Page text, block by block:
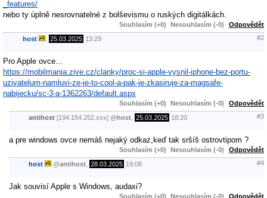
_features/
nebo ty úplně nesrovnatelné z bolševismu o ruských digitálkách.
Souhlasím (+0) Nesouhlasím (-0) Odpovědět
host 25.03.2025 13:29 #2
Pro Apple ovce...
https://mobilmania.zive.cz/clanky/proc-si-apple-vysnil-iphone-bez-portu-
uzivatelum-namluvi-ze-je-to-cool-a-pak-je-zkasiruje-za-magsafe-
nabijecku/sc-3-a-1362263/default.aspx
Souhlasím (+0) Nesouhlasím (-0) Odpovědět
antihost [194.154.252.xxx] @host 25.03.2025 18:20 #3
a pre windows ovce nemáš nejaký odkaz,keď tak sršíš ostrovtipom ?
Souhlasím (+0) Nesouhlasím (-0) Odpovědět
host @antihost 28.03.2025 19:08 #4
Jak souvisí Apple s Windows, audaxi?
Souhlasím (+0) Nesouhlasím (-0) Odpovědět